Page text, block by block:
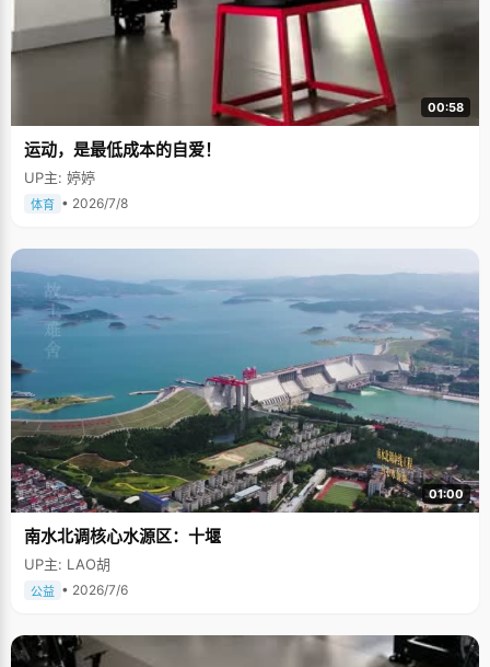
00:58
运动，是最低成本的自爱！
UP主: 婷婷
体育 • 2026/7/8
01:00
南水北调核心水源区：十堰
UP主: LAO胡
公益 • 2026/7/6